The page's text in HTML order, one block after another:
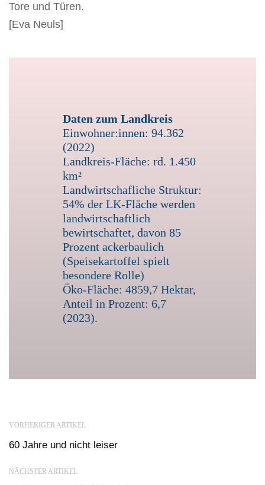
Tore und Türen.
[Eva Neuls]
des offenen Hofes auf Schüttenbuers Hoff die
Uelzen ackert: Das Bildungsangebot der KVHS
Nettelkamp eingeladen. Hanne Lene Elbers zeigt
Daten zum Landkreis
Einwohner:innen: 94.362
(2022)
Landkreis-Fläche: rd. 1.450
km²
Landwirtschafliche Struktur:
54% der LK-Fläche werden
landwirtschaftlich
bewirtschaftet, davon 85
Prozent ackerbaulich
(Speisekartoffel spielt
besondere Rolle)
Öko-Fläche: 4859,7 Hektar,
Anteil in Prozent: 6,7
(2023).
VORHERIGER ARTIKEL
60 Jahre und nicht leiser
NÄCHSTER ARTIKEL